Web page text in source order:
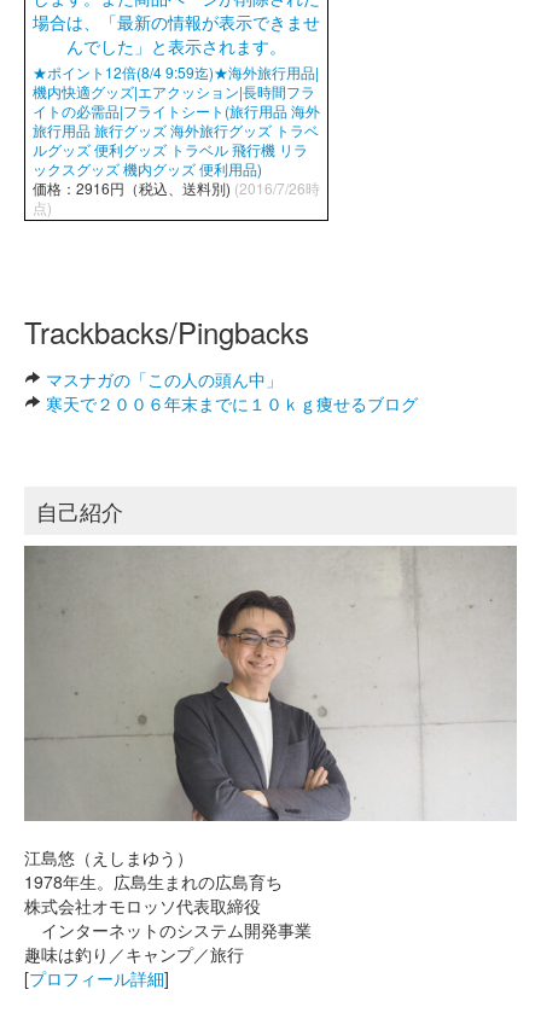
★ポイント12倍(8/4 9:59迄)★海外旅行用品|
機内快適グッズ|エアクッション|長時間フラ
イトの必需品|フライトシート(旅行用品 海外
旅行用品 旅行グッズ 海外旅行グッズ トラベ
ルグッズ 便利グッズ トラベル 飛行機 リラ
ックスグッズ 機内グッズ 便利用品)
価格：2916円（税込、送料別) (2016/7/26時
点)
Trackbacks/Pingbacks
マスナガの「この人の頭ん中」
寒天で２００６年末までに１０ｋｇ痩せるブログ
自己紹介
江島悠（えしまゆう）
1978年生。広島生まれの広島育ち
株式会社オモロッソ代表取締役
インターネットのシステム開発事業
趣味は釣り／キャンプ／旅行
[プロフィール詳細]